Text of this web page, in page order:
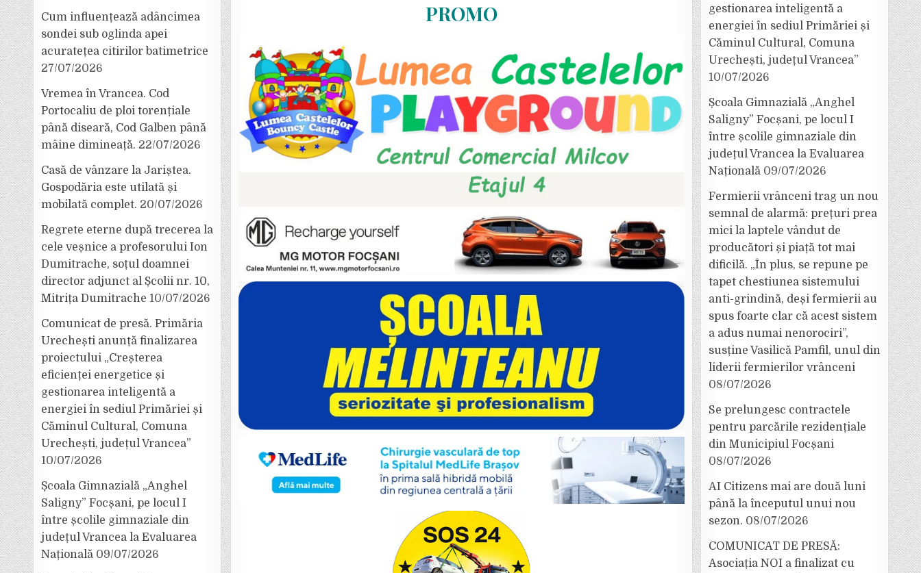
PROMO
Cum influențează adâncimea
sondei sub oglinda apei
acuratețea citirilor batimetrice
27/07/2026
Vremea în Vrancea. Cod
Portocaliu de ploi torențiale
până diseară, Cod Galben până
mâine dimineață. 22/07/2026
Casă de vânzare la Jariștea.
Gospodăria este utilată și
mobilată complet. 20/07/2026
Regrete eterne după trecerea la
cele veșnice a profesorului Ion
Dumitrache, soțul doamnei
director adjunct al Școlii nr. 10,
Mitrița Dumitrache 10/07/2026
Comunicat de presă. Primăria
Urechești anunță finalizarea
proiectului „Creșterea
eficienței energetice și
gestionarea inteligentă a
energiei în sediul Primăriei și
Căminul Cultural, Comuna
Urechești, județul Vrancea”
10/07/2026
Școala Gimnazială „Anghel
Saligny” Focșani, pe locul I
între școlile gimnaziale din
județul Vrancea la Evaluarea
Națională 09/07/2026
gestionarea inteligentă a
energiei în sediul Primăriei și
Căminul Cultural, Comuna
Urechești, județul Vrancea”
10/07/2026
Școala Gimnazială „Anghel
Saligny” Focșani, pe locul I
între școlile gimnaziale din
județul Vrancea la Evaluarea
Națională 09/07/2026
Fermierii vrânceni trag un nou
semnal de alarmă: prețuri prea
mici la laptele vândut de
producători și piață tot mai
dificilă. „În plus, se repune pe
tapet chestiunea sistemului
anti-grindină, deși fermierii au
spus foarte clar că acest sistem
a adus numai nenorociri”,
susține Vasilică Pamfil, unul din
liderii fermierilor vrânceni
08/07/2026
Se prelungesc contractele
pentru parcările rezidențiale
din Municipiul Focșani
08/07/2026
AI Citizens mai are două luni
până la începutul unui nou
sezon. 08/07/2026
COMUNICAT DE PRESĂ:
Asociația NOI a finalizat cu